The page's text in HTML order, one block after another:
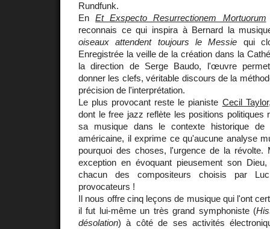
Rundfunk.
EnEt Exspecto Resurrectionem Mortuorum
reconnais ce qui inspira à Bernard la
oiseaux attendent toujours le Messie qui
Enregistrée la veille de la création dans la
la direction de Serge Baudo, l'œuvre
donner les clefs, véritable discours de la
précision de l'interprétation.
Le plus provocant reste le pianiste Cecil Taylor
dont le free jazz reflète les positions politiques
sa musique dans le contexte historique de
américaine, il exprime ce qu'aucune analyse
pourquoi des choses, l'urgence de la révolte.
exception en évoquant pieusement son
chacun des compositeurs choisis par
provocateurs !
Il nous offre cinq leçons de musique qui l'ont
il fut lui-même un très grand symphoniste (
désolation) à côté de ses activités